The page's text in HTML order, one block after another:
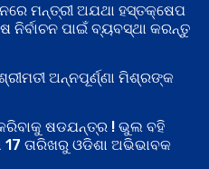
ମନ୍ତ୍ରୀ ଅଯଥା ହସ୍ତକ୍ଷେପ
ପାଇଁ ବ୍ୟବସ୍ଥା କରନ୍ତୁ
ଅନ୍ନପୂର୍ଣ୍ଣା ମିଶ୍ରଙ୍କ
କରିବାକୁ ଷଡଯନ୍ତ୍ର ! ଭୁଲ ବହି
17 ତାରିଖରୁ ଓଡିଶା ଅଭିଭାବକ